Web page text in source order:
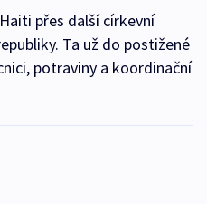
přes další církevní
Ta už do postižené
potraviny a koordinační